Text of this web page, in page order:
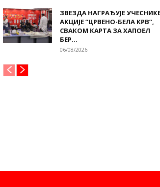
ЗВЕЗДА НАГРАЂУЈЕ
АКЦИЈЕ “ЦРВЕНО-БЕЛА КРВ”,
СВАКОМ КАРТА ЗА ХАПОЕЛ
БЕР...
06/08/2026